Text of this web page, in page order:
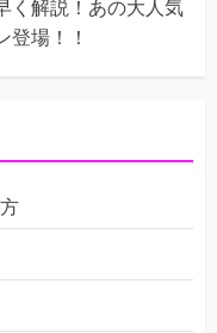
く解説！あの大人気
場！！